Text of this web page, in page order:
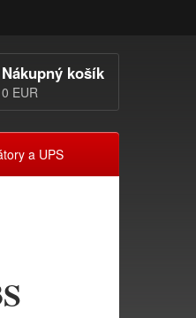
Nákupný košík
0 EUR
a UPS